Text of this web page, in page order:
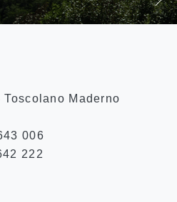
Maderno
006
222